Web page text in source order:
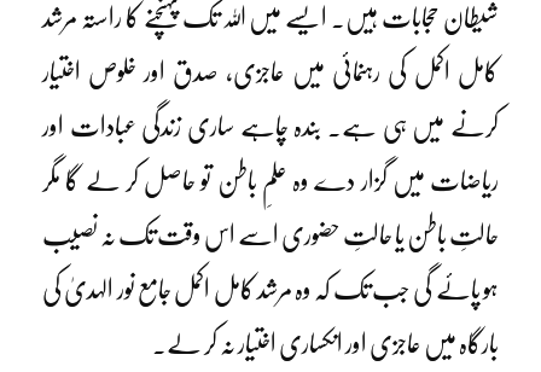
شیطان حجابات ہیں۔ ایسے میں اللہ تک پہنچنے کا راستہ مرشد
کامل اکمل کی رہنمائی میں عاجزی، صدق اور خلوص اختیار
کرنے میں ہی ہے۔ بندہ چاہے ساری زندگی عبادات اور
ریاضات میں گزار دے وہ علمِ باطن تو حاصل کر لے گا مگر
حالتِ باطن یا حالتِ حضوری اسے اس وقت تک نہ نصیب
ہو پائے گی جب تک کہ وہ مرشد کامل اکمل جامع نور الہدیٰ کی
بارگاہ میں عاجزی اور انکساری اختیار نہ کر لے۔